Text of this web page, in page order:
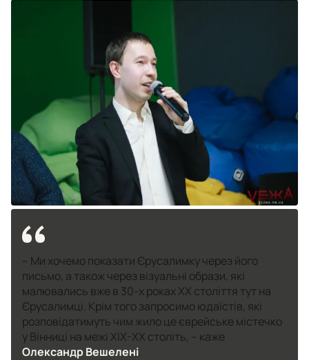
– Ми хочемо показати Єрусалимку через його
письмо, а також через візуальні образи, які
малювались вже в 30-х роках ХХ століття тут на
Єрусалимці. Крім того запросимо юдаїстів, які
розповідатимуть чим жило це єврейське містечко
у Вінниці на межі ХІХ-ХХ століть, – каже
Олександр Вешелені.